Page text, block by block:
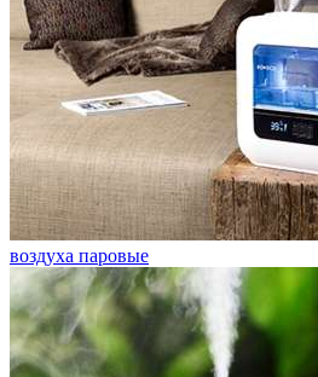
воздуха паровые